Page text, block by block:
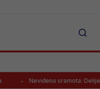
Neviđena sramota: Delije